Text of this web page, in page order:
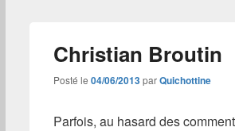
Christian Broutin
Posté le 04/06/2013parQuichottine
Parfois, au hasard des